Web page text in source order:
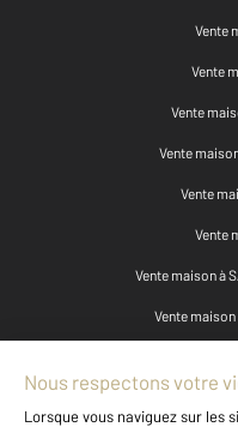
Vente
Vente
Vente
Vente
Vente
Vente
Vente maison à
Vente maison
Vente